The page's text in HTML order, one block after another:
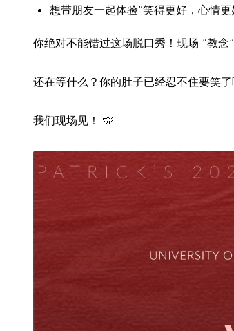
想带朋友一起体验“笑得更好，心情更
你绝对不能错过这场脱口秀！现场 ”教
还在等什么？你的肚子已经忍不住要笑了
我们现场见！ 🩵